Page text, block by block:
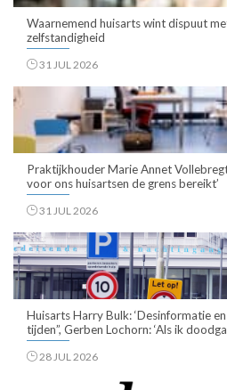
Waarnemend huisarts wint dispuut
zelfstandigheid
31 JUL 2026
Praktijkhouder Marie Annet
voor ons huisartsen de grens bereikt’
31 JUL 2026
Huisarts Harry Bulk: ‘Desinformatie
tijden”, Gerben Lochorn: ‘Als ik
28 JUL 2026